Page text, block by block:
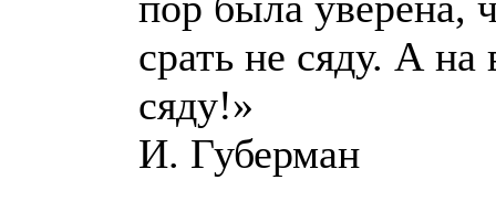
срать не сяду. А
сяду!»
И. Губерман